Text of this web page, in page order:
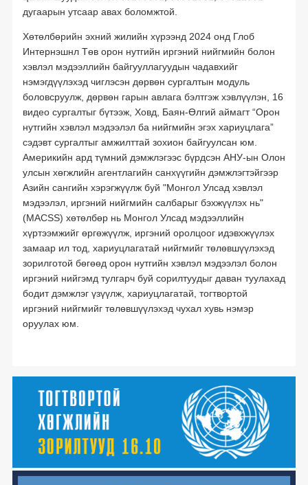
дугаарын утсаар авах боломжтой.
Хөтөлбөрийн эхний жилийн хүрээнд 2024 онд Глоб
Интернэшнл Төв орон нутгийн иргэний нийгмийн болон
хэвлэл мэдээллийн байгууллагуудын чадавхийг
нэмэгдүүлэхэд чиглэсэн дөрвөн сургалтын модуль
боловсруулж, дөрвөн гарын авлага бэлтгэж хэвлүүлэн, 16
видео сургалтыг бүтээж, Ховд, Баян-Өлгий аймагт “Орон
нутгийн хэвлэл мэдээлэл ба нийгмийн эгэх хариуцлага”
сэдэвт сургалтыг амжилттай зохион байгуулсан юм.
Америкийн ард түмний дэмжлэгээс бүрдсэн АНУ-ын Олон
улсын хөгжлийн агентлагийн санхүүгийн дэмжлэгтэйгээр
Азийн сангийн хэрэгжүүлж буй "Монгол Улсад хэвлэл
мэдээлэл, иргэний нийгмийн салбарыг бэхжүүлэх нь"
(MACSS) хөтөлбөр нь Монгол Улсад мэдээллийн
хүртээмжийг өргөжүүлж, иргэний оролцоог идэвхжүүлэх
замаар ил тод, хариуцлагатай нийгмийг төлөвшүүлэхэд
зорилготой бөгөөд орон нутгийн хэвлэл мэдээлэл болон
иргэний нийгэмд тулгарч буй сорилтуудыг даван туулахад
бодит дэмжлэг үзүүлж, хариуцлагатай, тогтвортой
иргэний нийгмийг төлөвшүүлэхэд чухал хувь нэмэр
оруулах юм.